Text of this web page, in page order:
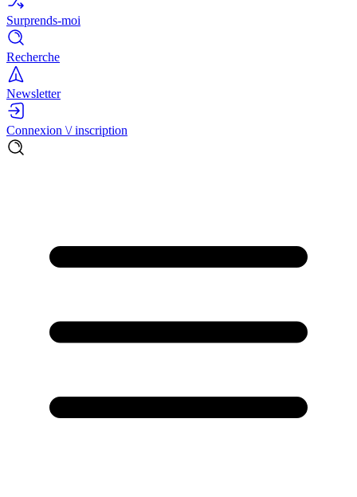
Surprends-moi
Recherche
Newsletter
Connexion \/ inscription